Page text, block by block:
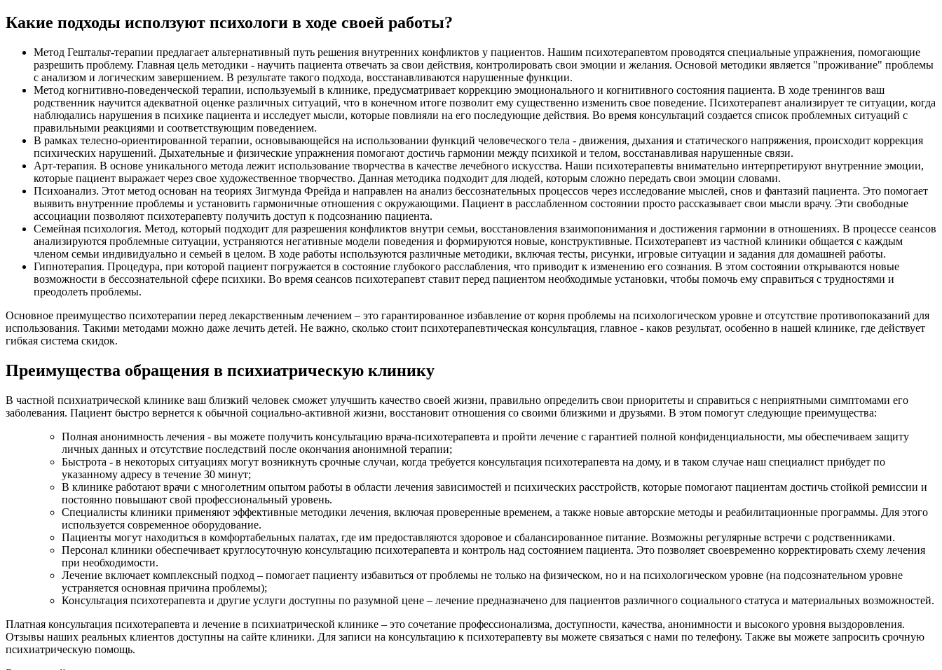
Какие подходы исползуют психологи в ходе своей работы?
Метод Гештальт-терапии предлагает альтернативный путь решения внутренних конфликтов у пациентов. Нашим психотерапевтом проводятся специальные упражнения, помогающие
разрешить проблему. Главная цель методики - научить пациента отвечать за свои действия, контролировать свои эмоции и желания. Основой методики является "проживание" проблемы
с анализом и логическим завершением. В результате такого подхода, восстанавливаются нарушенные функции.
Метод когнитивно-поведенческой терапии, используемый в клинике, предусматривает коррекцию эмоционального и когнитивного состояния пациента. В ходе тренингов ваш
родственник научится адекватной оценке различных ситуаций, что в конечном итоге позволит ему существенно изменить свое поведение. Психотерапевт анализирует те ситуации, когда
наблюдались нарушения в психике пациента и исследует мысли, которые повлияли на его последующие действия. Во время консультаций создается список проблемных ситуаций с
правильными реакциями и соответствующим поведением.
В рамках телесно-ориентированной терапии, основывающейся на использовании функций человеческого тела - движения, дыхания и статического напряжения, происходит коррекция
психических нарушений. Дыхательные и физические упражнения помогают достичь гармонии между психикой и телом, восстанавливая нарушенные связи.
Арт-терапия. В основе уникального метода лежит использование творчества в качестве лечебного искусства. Наши психотерапевты внимательно интерпретируют внутренние эмоции,
которые пациент выражает через свое художественное творчество. Данная методика подходит для людей, которым сложно передать свои эмоции словами.
Психоанализ. Этот метод основан на теориях Зигмунда Фрейда и направлен на анализ бессознательных процессов через исследование мыслей, снов и фантазий пациента. Это помогает
выявить внутренние проблемы и установить гармоничные отношения с окружающими. Пациент в расслабленном состоянии просто рассказывает свои мысли врачу. Эти свободные
ассоциации позволяют психотерапевту получить доступ к подсознанию пациента.
Семейная психология. Метод, который подходит для разрешения конфликтов внутри семьи, восстановления взаимопонимания и достижения гармонии в отношениях. В процессе сеансов
анализируются проблемные ситуации, устраняются негативные модели поведения и формируются новые, конструктивные. Психотерапевт из частной клиники общается с каждым
членом семьи индивидуально и семьей в целом. В ходе работы используются различные методики, включая тесты, рисунки, игровые ситуации и задания для домашней работы.
Гипнотерапия. Процедура, при которой пациент погружается в состояние глубокого расслабления, что приводит к изменению его сознания. В этом состоянии открываются новые
возможности в бессознательной сфере психики. Во время сеансов психотерапевт ставит перед пациентом необходимые установки, чтобы помочь ему справиться с трудностями и
преодолеть проблемы.
Основное преимущество психотерапии перед лекарственным лечением – это гарантированное избавление от корня проблемы на психологическом уровне и отсутствие противопоказаний для
использования. Такими методами можно даже лечить детей. Не важно, сколько стоит психотерапевтическая консультация, главное - каков результат, особенно в нашей клинике, где действует
гибкая система скидок.
Преимущества обращения в психиатрическую клинику
В частной психиатрической клинике ваш близкий человек сможет улучшить качество своей жизни, правильно определить свои приоритеты и справиться с неприятными симптомами его
заболевания. Пациент быстро вернется к обычной социально-активной жизни, восстановит отношения со своими близкими и друзьями. В этом помогут следующие преимущества:
Полная анонимность лечения - вы можете получить консультацию врача-психотерапевта и пройти лечение с гарантией полной конфиденциальности, мы обеспечиваем защиту
личных данных и отсутствие последствий после окончания анонимной терапии;
Быстрота - в некоторых ситуациях могут возникнуть срочные случаи, когда требуется консультация психотерапевта на дому, и в таком случае наш специалист прибудет по
указанному адресу в течение 30 минут;
В клинике работают врачи с многолетним опытом работы в области лечения зависимостей и психических расстройств, которые помогают пациентам достичь стойкой ремиссии и
постоянно повышают свой профессиональный уровень.
Специалисты клиники применяют эффективные методики лечения, включая проверенные временем, а также новые авторские методы и реабилитационные программы. Для этого
используется современное оборудование.
Пациенты могут находиться в комфортабельных палатах, где им предоставляются здоровое и сбалансированное питание. Возможны регулярные встречи с родственниками.
Персонал клиники обеспечивает круглосуточную консультацию психотерапевта и контроль над состоянием пациента. Это позволяет своевременно корректировать схему лечения
при необходимости.
Лечение включает комплексный подход – помогает пациенту избавиться от проблемы не только на физическом, но и на психологическом уровне (на подсознательном уровне
устраняется основная причина проблемы);
Консультация психотерапевта и другие услуги доступны по разумной цене – лечение предназначено для пациентов различного социального статуса и материальных возможностей.
Платная консультация психотерапевта и лечение в психиатрической клинике – это сочетание профессионализма, доступности, качества, анонимности и высокого уровня выздоровления.
Отзывы наших реальных клиентов доступны на сайте клиники. Для записи на консультацию к психотерапевту вы можете связаться с нами по телефону. Также вы можете запросить срочную
психиатрическую помощь.